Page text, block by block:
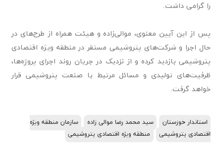
را گرامی داشت.
پس از این آیین معنوی، موالی‌زاده و هیئت همراه از طرح‌های در
حال اجرا و شرکت‌های پتروشیمی مستقر در منطقه ویژه اقتصادی
پتروشیمی بازدید کرده و از نزدیک در جریان روند اجرای پروژه‌ها،
ظرفیت‌های تولیدی و مسائل مرتبط با صنعت پتروشیمی قرار
خواهد گرفت.
استاندار خوزستان سید محمد رضا موالی زاده
سازمان منطقه ویژه
اقتصادی پتروشیمی
منطقه ویژه اقتصادی پتروشیمی